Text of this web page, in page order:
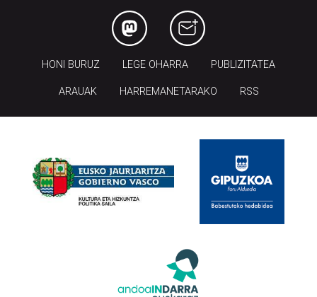
HONI BURUZ LEGE OHARRA PUBLIZITATEA
ARAUAK HARREMANETARAKO RSS